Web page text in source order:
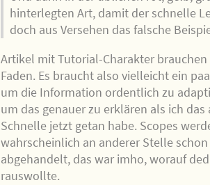
hinterlegten Art, damit der schnelle
doch aus Versehen das falsche
Artikel mit Tutorial-Charakter
Faden. Es braucht also vielleicht ein
um die Information ordentlich zu
um das genauer zu erklären als ich das
Schnelle jetzt getan habe. Scopes
wahrscheinlich an anderer Stelle
abgehandelt, das war imho, worauf
rauswollte.